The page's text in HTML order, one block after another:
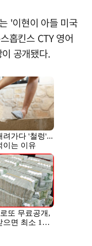
'이현이 아들 미국
홉킨스 CTY 영어
공개됐다.